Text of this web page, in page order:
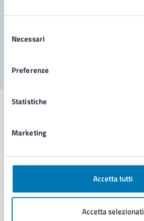
delNecessari
Preferenze
Statistiche
Marketing
Accetta tutti
Accetta selezionati
Aree amministrative